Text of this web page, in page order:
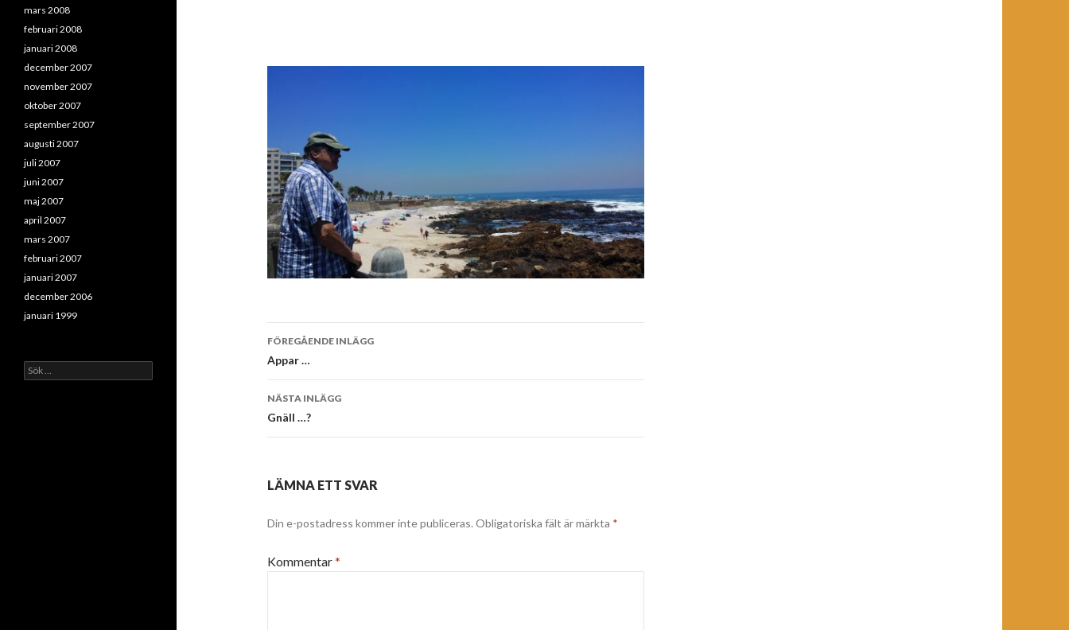
Inläggsnavigering
FÖREGÅENDE INLÄGG
Appar …
NÄSTA INLÄGG
Gnäll …?
LÄMNA ETT SVAR
Din e-postadress kommer inte publiceras. Obligatoriska fält är märkta *
Kommentar*
mars 2008
februari 2008
januari 2008
december 2007
november 2007
oktober 2007
september 2007
augusti 2007
juli 2007
juni 2007
maj 2007
april 2007
mars 2007
februari 2007
januari 2007
december 2006
januari 1999
Sök
efter: